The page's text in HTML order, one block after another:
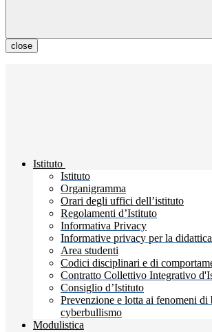
close
Istituto
Istituto
Organigramma
Orari degli uffici dell’istituto
Regolamenti d’Istituto
Informativa Privacy
Informative privacy per la
Area studenti
Codici disciplinari e di
Contratto Collettivo Integrativo
Consiglio d’Istituto
Prevenzione e lotta ai fenomeni di
cyberbullismo
Modulistica